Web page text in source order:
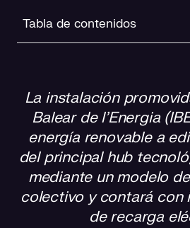
Tabla de contenidos
Autoconsumo colectivo y
Impulso a la movilidad eléctrica
Proyecto estratégico financiado
Un modelo replicable para
administrativos
La instalación
Balear de l’Energia
energía renovable a
del principal hub
mediante un modelo
colectivo y contará con
de recarga